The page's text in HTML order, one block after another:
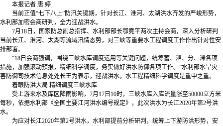
本报记者 唐 婷
当前正值“七下八上”防汛关键期，针对长江、淮河、太湖洪水齐发的严峻形势，
水利部加密会商研判，全力迎战洪水。
7月18日，国家防总副总指挥、水利部部长鄂竟平两次主持会商，深入分析研判
当前长江、淮河、太湖等流域汛情态势，对三峡等重要水工程调度工作作出针对性安
排部署。
“18日会商强调，围绕三峡水库调度运用等关键问题，统筹蓄、泄、分、滞各项
措施，加强滚动预报，精细科学调度，务实做好洪水防御各项工作。”水利部水旱灾
害防御司技术信息处处长王为表示，迎战洪水，水工程精细科学调度是重中之重。
着眼防洪大局 精细调度三峡水库
受上游来水及库区降雨影响，7月17日10时，三峡水库入库流量涨至50000立方米
每秒，依据水利部《全国主要江河洪水编号规定》，此次洪水为长江2020年第2号洪
水。
为应对长江2020年第2号洪水，水利部提前分析研判，统筹上下游防洪形势，安